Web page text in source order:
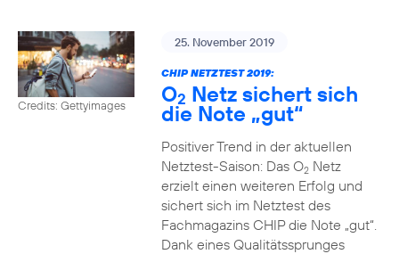
Credits: Gettyimages
25. November 2019
CHIP NETZTEST 2019:
O2 Netz sichert sich
die Note „gut“
Positiver Trend in der aktuellen
Netztest-Saison: Das O2Netz
erzielt einen weiteren Erfolg und
sichert sich im Netztest des
Fachmagazins CHIP die Note „gut“.
Dank eines Qualitätssprunges